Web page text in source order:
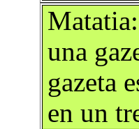
una
gazeta
en un